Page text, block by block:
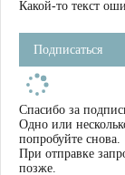
Фильмы
Имена
Тэги
О нас
Журнал
Книги
Какой-то текст
Подписаться
Спасибо за
Одно или
попробуйте снова.
При отправке
позже.